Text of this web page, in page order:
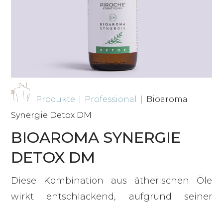
Produkte Professional
Bioaroma
Synergie Detox DM
BIOAROMA SYNERGIE
DETOX DM
Diese Kombination aus ätherischen Öle
wirkt entschlackend, aufgrund seiner